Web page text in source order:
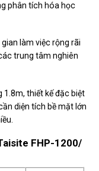
phân tích hóa học
làm việc rộng rãi
trung tâm nghiên
1.8m, thiết kế đặc biệt
diện tích bề mặt lớn
FHP-1200/